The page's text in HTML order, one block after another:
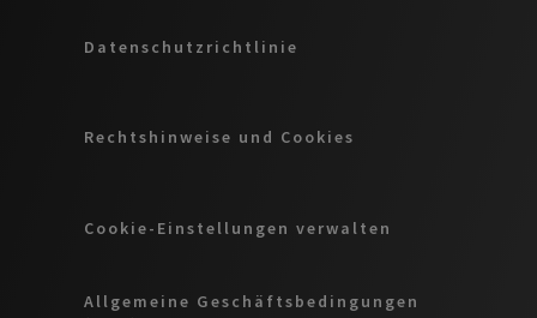
Datenschutzrichtlinie
Rechtshinweise und Cookies
Cookie-Einstellungen verwalten
Allgemeine Geschäftsbedingungen